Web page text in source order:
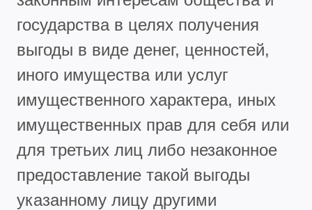
государства в целях получения
выгоды в виде денег, ценностей,
иного имущества или услуг
имущественного характера, иных
имущественных прав для себя или
для третьих лиц либо незаконное
предоставление такой выгоды
указанному лицу другими